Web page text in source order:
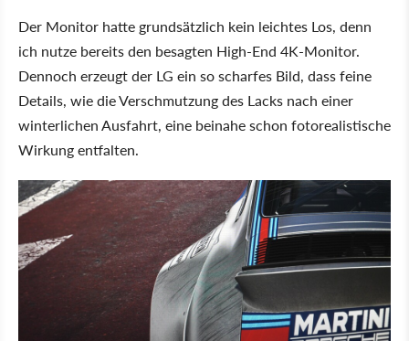
Der Monitor hatte grundsätzlich kein leichtes Los, denn
ich nutze bereits den besagten High-End 4K-Monitor.
Dennoch erzeugt der LG ein so scharfes Bild, dass feine
Details, wie die Verschmutzung des Lacks nach einer
winterlichen Ausfahrt, eine beinahe schon fotorealistische
Wirkung entfalten.